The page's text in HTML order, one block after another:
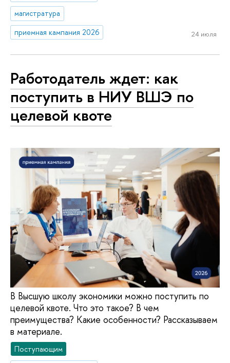
магистратура
приемная кампания 2026
24 июля
Работодатель ждет: как
поступить в НИУ ВШЭ по
целевой квоте
В Высшую школу экономики можно поступить по
целевой квоте. Что это такое? В чем
преимущества? Какие особенности? Рассказываем
в материале.
Поступающим